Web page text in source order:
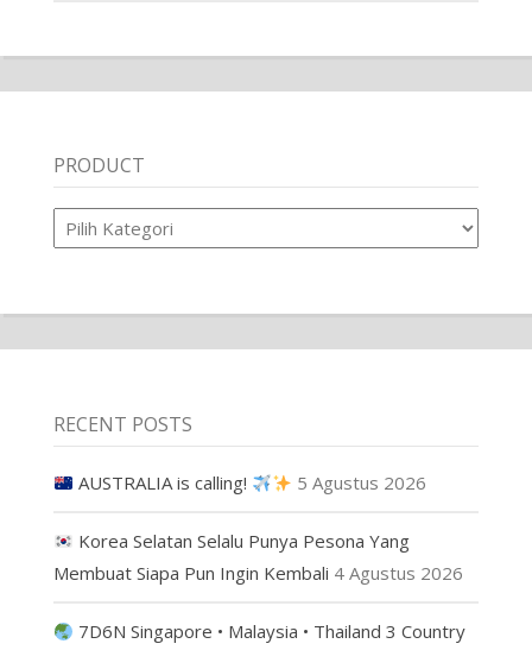
PRODUCT
Product
RECENT POSTS
AUSTRALIA is calling! 5 Agustus 2026
Korea Selatan Selalu Punya Pesona Yang
Membuat Siapa Pun Ingin Kembali 4 Agustus 2026
7D6N Singapore • Malaysia • Thailand 3 Country